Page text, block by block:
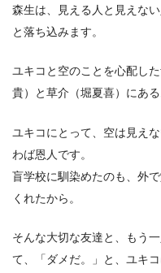
森生は、見える人と見えな
と落ち込みます。
ユキコと空のことを心配し
貴）と草介（堀夏喜）にあ
ユキコにとって、空は見え
わば恩人です。
盲学校に馴染めたのも、外
くれたから。
そんな大切な友達と、もう
て、「ダメだ。」と、ユキ